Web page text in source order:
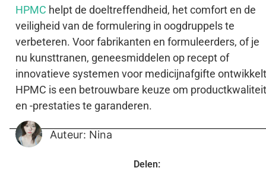
HPMC helpt de doeltreffendheid, het comfort en de
veiligheid van de formulering in oogdruppels te
verbeteren. Voor fabrikanten en formuleerders, of je
nu kunsttranen, geneesmiddelen op recept of
innovatieve systemen voor medicijnafgifte
HPMC is een betrouwbare keuze om productkwaliteit
en -prestaties te garanderen.
Auteur: Nina
Delen: